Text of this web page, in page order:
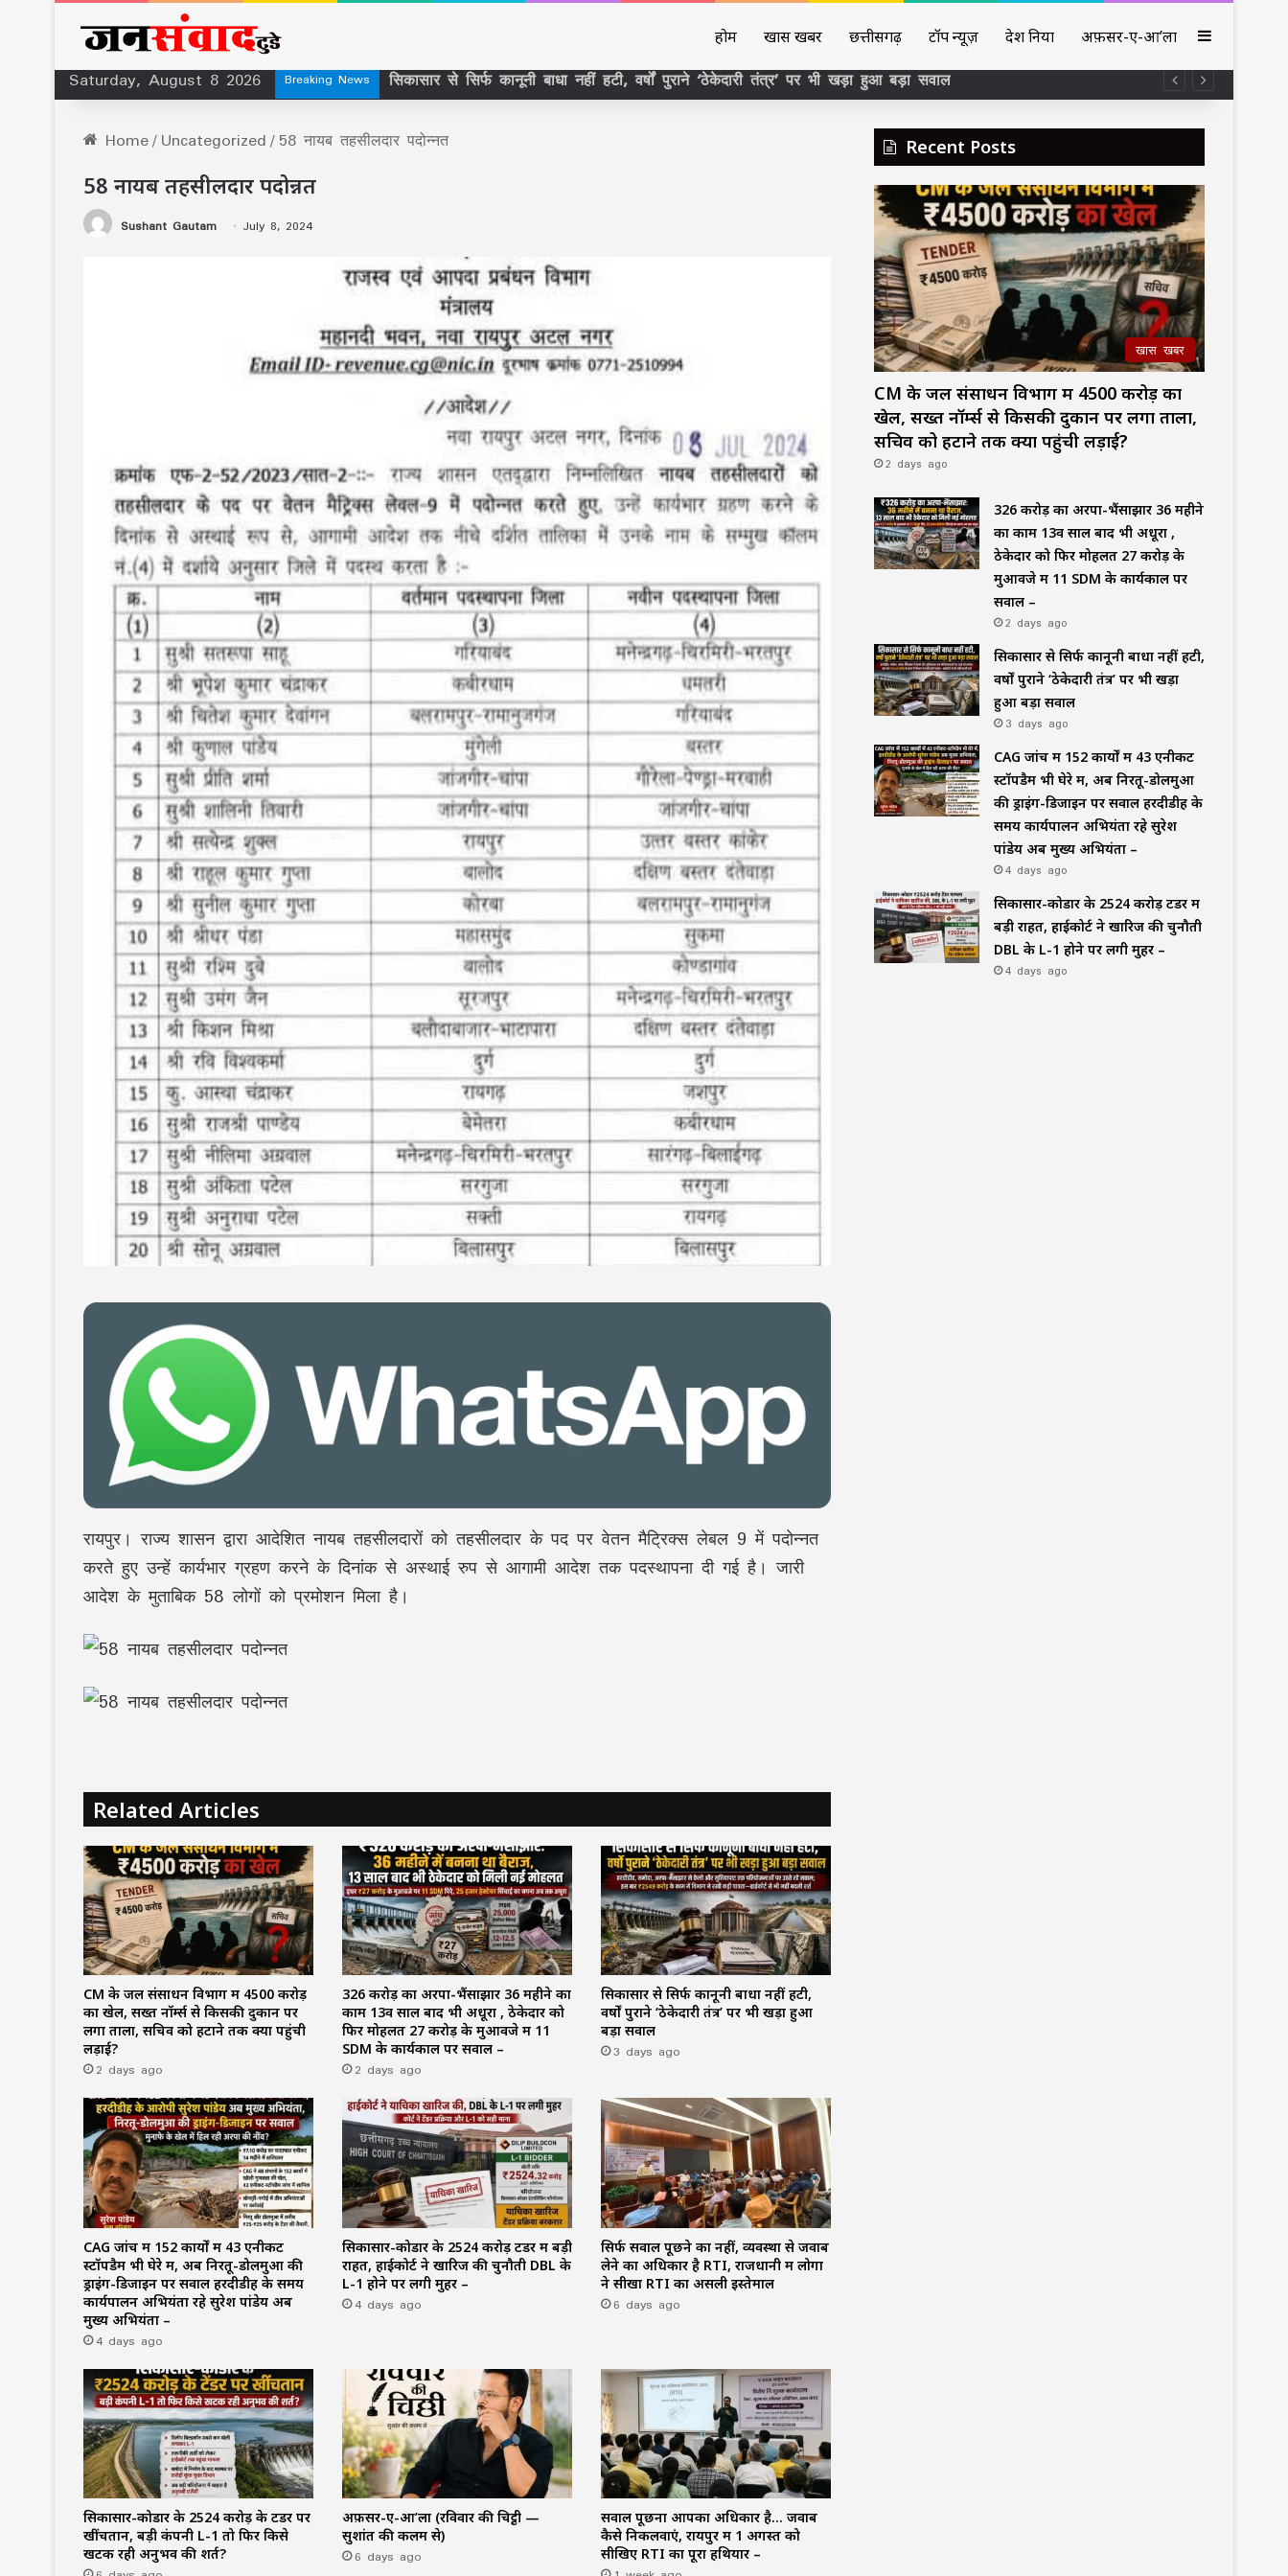
होम खास खबर छत्तीसगढ़ टॉप न्यूज़ देश दुनिया अफ़सर-ए-आ’ला
Sidebar
Saturday, August 8 2026
Breaking News
सिकासार से सिर्फ कानूनी बाधा नहीं हटी, वर्षों पुराने ‘ठेकेदारी तंत्र’ पर भी खड़ा हुआ बड़ा सवाल
Home/Uncategorized/58 नायब तहसीलदार पदोन्नत
58 नायब तहसीलदार पदोन्नत
Sushant Gautam July 8, 2024
रायपुर। राज्य शासन द्वारा आदेशित नायब तहसीलदारों को तहसीलदार के पद पर वेतन मैट्रिक्स लेबल 9 में पदोन्नत
करते हुए उन्हें कार्यभार ग्रहण करने के दिनांक से अस्थाई रुप से आगामी आदेश तक पदस्थापना दी गई है। जारी
आदेश के मुताबिक 58 लोगों को प्रमोशन मिला है।
Related Articles
CM के जल संसाधन विभाग में ₹4500 करोड़
का खेल, सख्त नॉर्म्स से किसकी दुकान पर
लगा ताला, सचिव को हटाने तक क्यों पहुंची
लड़ाई?
2 days ago
₹326 करोड़ का अरपा-भैंसाझार 36 महीने का
काम 13वें साल बाद भी अधूरा , ठेकेदार को
फिर मोहलत ₹27 करोड़ के मुआवजे में 11
SDM के कार्यकाल पर सवाल –
2 days ago
सिकासार से सिर्फ कानूनी बाधा नहीं हटी,
वर्षों पुराने ‘ठेकेदारी तंत्र’ पर भी खड़ा हुआ
बड़ा सवाल
3 days ago
CAG जांच में 152 कार्यों में 43 एनीकट
स्टॉपडैम भी घेरे में, अब निरतू-डोलमुआ की
ड्राइंग-डिजाइन पर सवाल हरदीडीह के समय
कार्यपालन अभियंता रहे सुरेश पांडेय अब
मुख्य अभियंता –
4 days ago
सिकासार-कोडार के ₹2524 करोड़ टेंडर में बड़ी
राहत, हाईकोर्ट ने खारिज की चुनौती DBL के
L-1 होने पर लगी मुहर –
4 days ago
सिर्फ सवाल पूछने का नहीं, व्यवस्था से जवाब
लेने का अधिकार है RTI, राजधानी में लोगों
ने सीखा RTI का असली इस्तेमाल
6 days ago
सिकासार-कोडार के ₹2524 करोड़ के टेंडर पर
खींचतान, बड़ी कंपनी L-1 तो फिर किसे
खटक रही अनुभव की शर्त?
अफ़सर-ए-आ’ला (रविवार की चिट्ठी —
सुशांत की कलम से)
6 days ago
सवाल पूछना आपका अधिकार है… जवाब
कैसे निकलवाएं, रायपुर में 1 अगस्त को
सीखिए RTI का पूरा हथियार –
Recent Posts
खास खबर
CM के जल संसाधन विभाग में ₹4500 करोड़ का
खेल, सख्त नॉर्म्स से किसकी दुकान पर लगा ताला,
सचिव को हटाने तक क्यों पहुंची लड़ाई?
2 days ago
₹326 करोड़ का अरपा-भैंसाझार 36 महीने
का काम 13वें साल बाद भी अधूरा ,
ठेकेदार को फिर मोहलत ₹27 करोड़ के
मुआवजे में 11 SDM के कार्यकाल पर
सवाल –
2 days ago
सिकासार से सिर्फ कानूनी बाधा नहीं हटी,
वर्षों पुराने ‘ठेकेदारी तंत्र’ पर भी खड़ा
हुआ बड़ा सवाल
3 days ago
CAG जांच में 152 कार्यों में 43 एनीकट
स्टॉपडैम भी घेरे में, अब निरतू-डोलमुआ
की ड्राइंग-डिजाइन पर सवाल हरदीडीह के
समय कार्यपालन अभियंता रहे सुरेश
पांडेय अब मुख्य अभियंता –
4 days ago
सिकासार-कोडार के ₹2524 करोड़ टेंडर में
बड़ी राहत, हाईकोर्ट ने खारिज की चुनौती
DBL के L-1 होने पर लगी मुहर –
4 days ago